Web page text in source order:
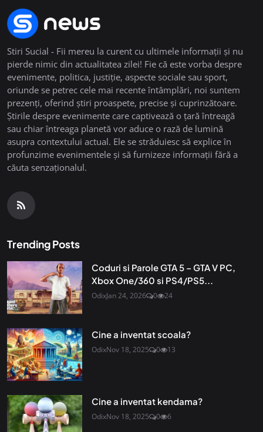
Stiri Sucial - Fii mereu la curent cu ultimele informații și nu
pierde nimic din actualitatea zilei! Fie că este vorba despre
evenimente, politica, justiție, aspecte sociale sau sport,
oriunde se petrec cele mai recente întâmplări, noi suntem
prezenți, oferind știri proaspete, precise și cuprinzătoare.
Știrile despre evenimente care captivează o țară întreagă
sau chiar întreaga planetă vor aduce o rază de lumină
asupra contextului actual. Ele se străduiesc să explice în
profunzime evenimentele și să furnizeze informații fără a
căuta senzaționalul.
Trending Posts
Coduri si Parole GTA 5 – GTA V PC,
Xbox One/360 si PS4/PS5...
OdixJan 24, 2026 0 24
Cine a inventat scoala?
OdixNov 18, 2025 0 13
Cine a inventat kendama?
OdixNov 18, 2025 0 6